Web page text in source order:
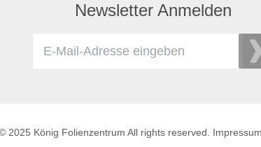
Newsletter Anmelden
2025 König Folienzentrum All rights reserved. Impressum